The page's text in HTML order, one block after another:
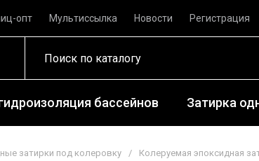
опт Мультиссылка Новости Регистрация
бассейнов Затирка
затирки под колеровку / Колеруемая эпоксидная